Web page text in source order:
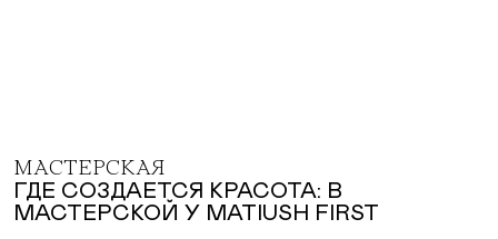
МАСТЕРСКАЯ
ГДЕ СОЗДАЕТСЯ КРАСОТА: В
МАСТЕРСКОЙ У MATIUSH FIRST